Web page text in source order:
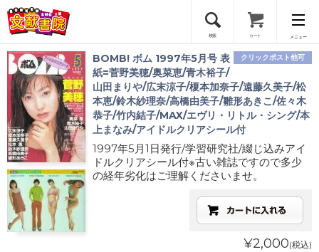
検索 カート メニュー
会員登録
ログイン
クリックポスト他可
BOMB! ボム 1997年5月号 表
紙=菅野美穂/奥菜恵/青木裕子/
山田まりや/広末涼子/榎本加奈子/遠藤久美子/松
本恵/鈴木紗理奈/高橋由美子/雛形あきこ/佐々木
恭子/竹内結子/MAX/エヴリ・リトル・シング/本
上まなみ/アイドルクリアシール付
1997年5月1日発行/学習研究社/綴じ込みアイ
ドルクリアシール付※古い雑誌ですので多少
の経年劣化はご理解くださいませ。
¥2,000(税込)